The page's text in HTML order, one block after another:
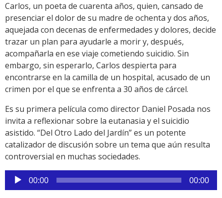
Carlos, un poeta de cuarenta años, quien, cansado de
presenciar el dolor de su madre de ochenta y dos años,
aquejada con decenas de enfermedades y dolores, decide
trazar un plan para ayudarle a morir y, después,
acompañarla en ese viaje cometiendo suicidio. Sin
embargo, sin esperarlo, Carlos despierta para
encontrarse en la camilla de un hospital, acusado de un
crimen por el que se enfrenta a 30 años de cárcel.
Es su primera película como director Daniel Posada nos
invita a reflexionar sobre la eutanasia y el suicidio
asistido. “Del Otro Lado del Jardín” es un potente
catalizador de discusión sobre un tema que aún resulta
controversial en muchas sociedades.
Reproductor
de
00:00 00:00